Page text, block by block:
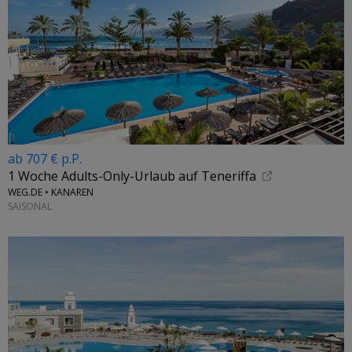
ab 707 € p.P.
1 Woche Adults-Only-Urlaub auf Teneriffa
WEG.DE • KANAREN
SAISONAL